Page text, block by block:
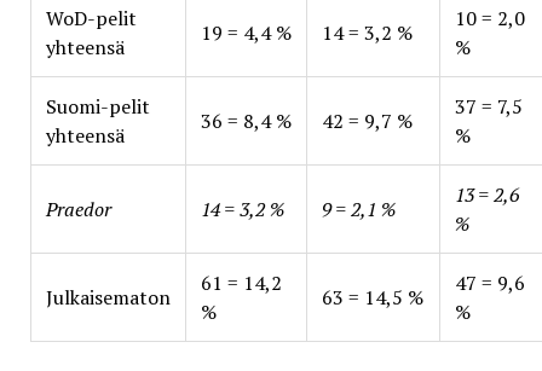
WoD-pelit
yhteensä
19 = 4,4 % 14 = 3,2 %
10 = 2,0
%
Suomi-pelit
yhteensä
36 = 8,4 % 42 = 9,7 %
37 = 7,5
%
Praedor 14 = 3,2 % 9 = 2,1 %
13 = 2,6
%
Julkaisematon
61 = 14,2
%
63 = 14,5 %
47 = 9,6
%